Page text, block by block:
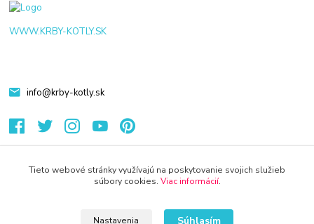
WWW.KRBY-KOTLY.SK
info@krby-kotly.sk
Tieto webové stránky využívajú na poskytovanie svojich služieb
súbory cookies. Viac informácií.
Nastavenia Súhlasím